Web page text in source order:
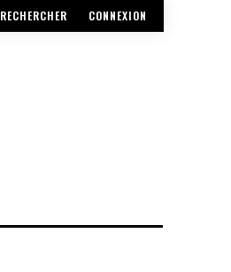
RECHERCHER CONNEXION